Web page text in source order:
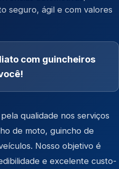
seguro, ágil e com valores
com guincheiros
qualidade nos serviços
de moto, guincho de
. Nosso objetivo é
e excelente custo-